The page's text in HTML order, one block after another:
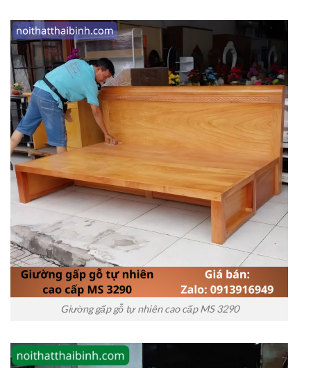
Giường gấp gỗ tự nhiên cao cấp MS 3290